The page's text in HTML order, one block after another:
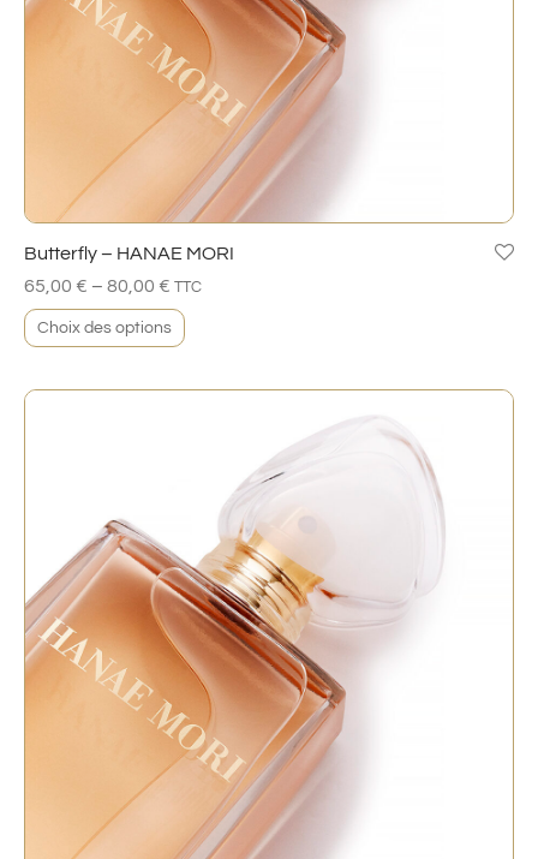
Butterfly – HANAE MORI
65,00 € – 80,00 € TTC
Choix des options